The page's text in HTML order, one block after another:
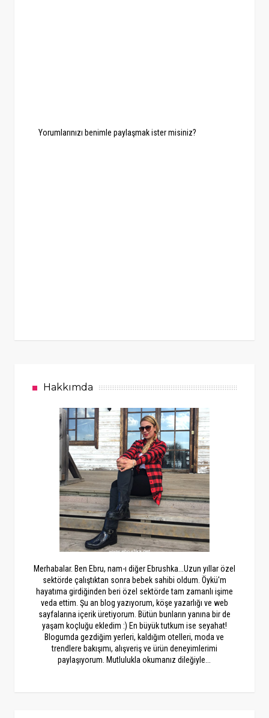
Yorumlarınızı benimle paylaşmak ister misiniz?
Hakkımda
Merhabalar. Ben Ebru, nam-ı diğer Ebrushka...Uzun yıllar özel
sektörde çalıştıktan sonra bebek sahibi oldum. Öykü'm
hayatıma girdiğinden beri özel sektörde tam zamanlı işime
veda ettim. Şu an blog yazıyorum, köşe yazarlığı ve web
sayfalarına içerik üretiyorum. Bütün bunların yanına bir de
yaşam koçluğu ekledim :) En büyük tutkum ise seyahat!
Blogumda gezdiğim yerleri, kaldığım otelleri, moda ve
trendlere bakışımı, alışveriş ve ürün deneyimlerimi
paylaşıyorum. Mutlulukla okumanız dileğiyle...